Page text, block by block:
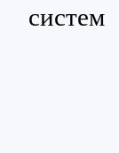
систем